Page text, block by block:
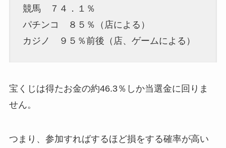
競馬 ７４．１％
パチンコ ８５％（店による）
カジノ ９５％前後（店、ゲームによる）
宝くじは得たお金の約46.3％しか当選金に回りま
せん。
つまり、参加すればするほど損をする確率が高い